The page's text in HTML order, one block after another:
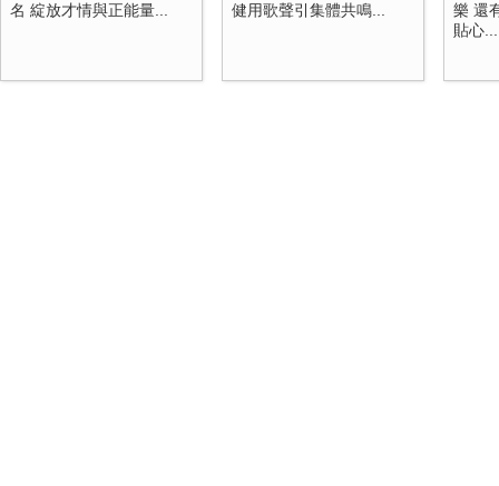
名 綻放才情與正能量...
健用歌聲引集體共鳴...
樂 還
貼心...